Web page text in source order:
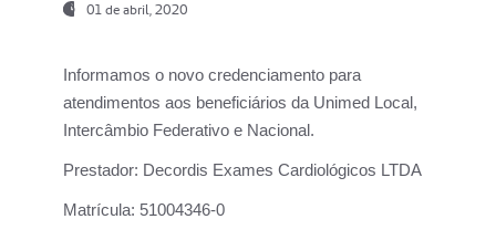
01 de abril, 2020
Informamos o novo credenciamento para
atendimentos aos beneficiários da Unimed Local,
Intercâmbio Federativo e Nacional.
Prestador: Decordis Exames Cardiológicos LTDA
Matrícula: 51004346-0